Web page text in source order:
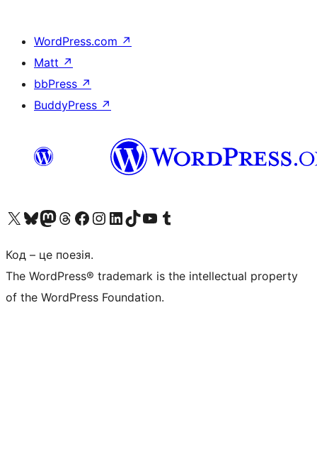
WordPress.com ↗
Matt ↗
bbPress ↗
BuddyPress ↗
Visit our X (formerly Twitter) account
Visit our Bluesky account
Завітайте до нашої стрічки в Mastodon
Visit our Threads account
Завітайте на нашу сторінку в Facebook
Visit our Instagram account
Visit our LinkedIn account
Visit our TikTok account
Visit our YouTube channel
Visit our Tumblr account
Код – це поезія.
The WordPress® trademark is the intellectual property
of the WordPress Foundation.